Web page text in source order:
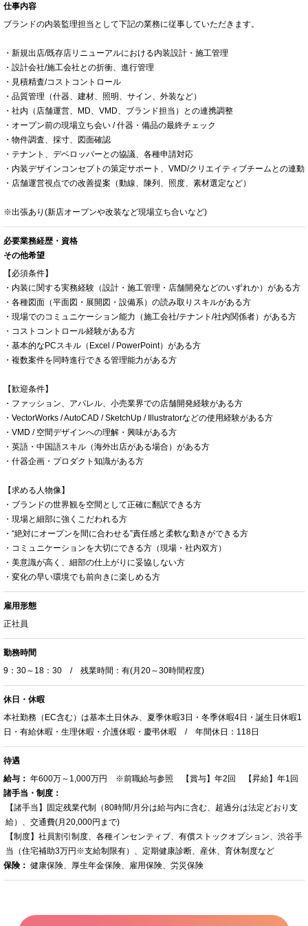
仕事内容
ブランドの内装監理担当として下記の業務に従事していただきます。
・新規出店/既存店リニューアルにおける内装設計・施工管理
・設計会社/施工会社との折衝、進行管理
・見積精査/コストコントロール
・品質管理（什器、建材、照明、サイン、外装など）
・社内（店舗運営、MD、VMD、ブランド担当）との連携調整
・オープン前の現場立ち会い / 什器・備品の最終チェック
・物件調査、採寸、図面確認
・テナント、デベロッパーとの協議、各種申請対応
・内装デザインコンセプトの策定サポート、VMD/クリエイティブチームとの連動
・店舗運営視点での改善提案（動線、陳列、照度、素材選定など）
※出張あり(新店オープンや改装など現場立ち合いなど)
必要業務経歴・資格
その他希望
【必須条件】
・内装に関する実務経験（設計・施工管理・店舗開発などのいずれか）がある方
・各種図面（平面図・展開図・設備系）の読み取りスキルがある方
・現場でのコミュニケーション能力（施工会社/テナント/社内関係者）がある方
・コストコントロール経験がある方
・基本的なPCスキル（Excel / PowerPoint）がある方
・複数案件を同時進行できる管理能力がある方
【歓迎条件】
・ファッション、アパレル、小売業界での店舗開発経験がある方
・VectorWorks / AutoCAD / SketchUp / Illustratorなどの使用経験がある方
・VMD / 空間デザインへの理解・興味がある方
・英語・中国語スキル（海外出店がある場合）がある方
・什器企画・プロダクト知識がある方
【求める人物像】
・ブランドの世界観を空間として正確に翻訳できる方
・現場と細部に強くこだわれる方
・“絶対にオープンを間に合わせる”責任感と柔軟な動きができる方
・コミュニケーションを大切にできる方（現場・社内双方）
・美意識が高く、細部の仕上がりに妥協しない方
・変化の早い環境でも前向きに楽しめる方
雇用形態
正社員
勤務時間
9：30～18：30 / 残業時間：有(月20～30時間程度)
休日・休暇
本社勤務（EC含む）は基本土日休み、夏季休暇3日・冬季休暇4日・誕生日休暇1
日・有給休暇・生理休暇・介護休暇・慶弔休暇 / 年間休日：118日
待遇
給与： 年600万～1,000万円 ※前職給与参照 【賞与】年2回 【昇給】年1回
諸手当・制度：
【諸手当】固定残業代制（80時間/月分は給与内に含む、超過分は法定どおり支
給）、交通費(月20,000円まで)
【制度】社員割引制度、各種インセンティブ、有償ストックオプション、渋谷手
当（住宅補助3万円※支給制限有）、定期健康診断、産休、育休制度など
保険： 健康保険、厚生年金保険、雇用保険、労災保険